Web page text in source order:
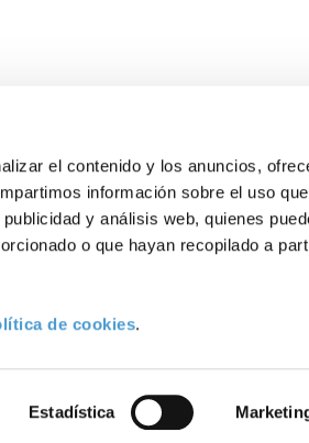
el contenido y los anuncios,
información sobre el uso
y análisis web, quienes
o que hayan recopilado a
de cookies.
Estadística
Política de Cookies Aviso